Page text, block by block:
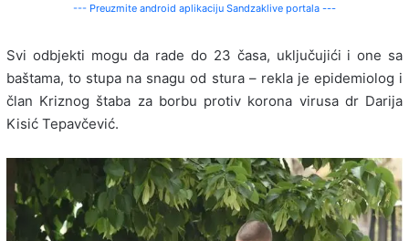
--- Preuzmite android aplikaciju Sandzaklive portala ---
Svi odbjekti mogu da rade do 23 časa, uključujići i one sa
baštama, to stupa na snagu od stura – rekla je epidemiolog i
član Kriznog štaba za borbu protiv korona virusa dr Darija
Kisić Tepavčević.